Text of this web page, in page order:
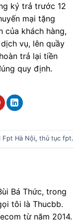
ký trả trước 12
mại tặng
của khách hàng,
vụ, lên quầy
trả lại tiền
quy định.
Fpt Hà Nội, thủ tục fpt.
Bá Thức, trong
tôi là Thucbb.
từ năm 2014.